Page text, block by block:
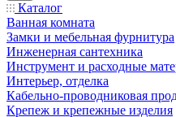
Каталог
Ванная комната
Замки и мебельная фурнитура
Инженерная сантехника
Инструмент и расходные
Интерьер, отделка
Кабельно-проводниковая
Крепеж и крепежные изделия